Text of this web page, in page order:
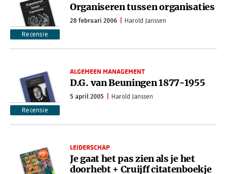
Recensie
Organiseren tussen organisaties
28 februari 2006 Harold Janssen
Recensie
ALGEMEEN MANAGEMENT
D.G. van Beuningen 1877-1955
5 april 2005 Harold Janssen
LEIDERSCHAP
Je gaat het pas zien als je het
doorhebt + Cruijff citatenboekje